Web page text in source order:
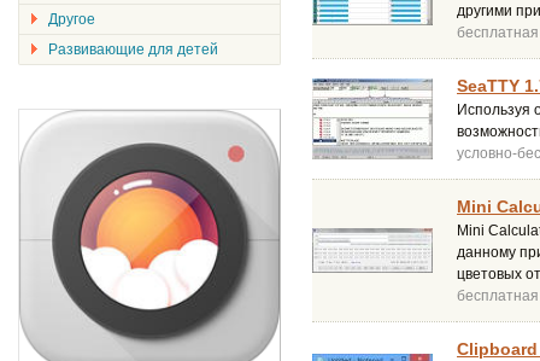
другими
бесплатная
SeaTTY
Используя
условно-
Mini
Mini
данному
цветовых
бесплатная
Другое
Развивающие для детей